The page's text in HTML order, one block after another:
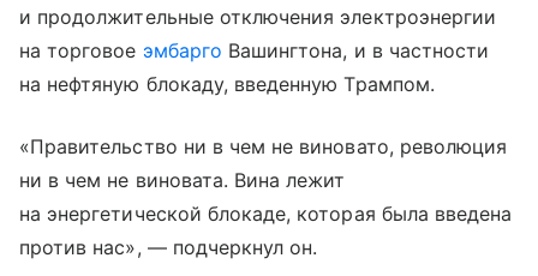
и продолжительные отключения электроэнергии
на торговое эмбарго Вашингтона, и в частности
на нефтяную блокаду, введенную Трампом.
«Правительство ни в чем не виновато, революция
ни в чем не виновата. Вина лежит
на энергетической блокаде, которая была введена
против нас», — подчеркнул он.